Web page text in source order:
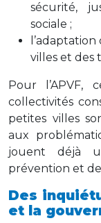
sécurité,
sociale ;
villes et des
Pour l’APVF,
collectivités
petites villes
aux
jouent déjà
prévention et
Des
et la